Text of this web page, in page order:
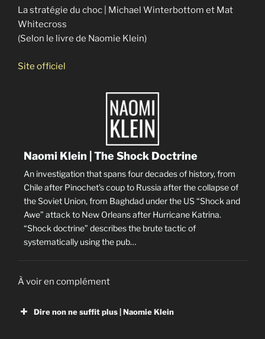
La stratégie du choc | Michael Winterbottom et Mat
Whitecross
(Selon le livre de Naomie Klein)
Site officiel
Naomi Klein | The Shock Doctrine
An investigation that spans four decades of history, from
Chile after Pinochet’s coup to Russia after the collapse of
the Soviet Union, from Baghdad under the US “Shock and
Awe” attack to New Orleans after Hurricane Katrina.
“Shock doctrine” describes the brute tactic of
systematically using the pub…
À voir en complément
Dire non ne suffit plus | Naomie Klein